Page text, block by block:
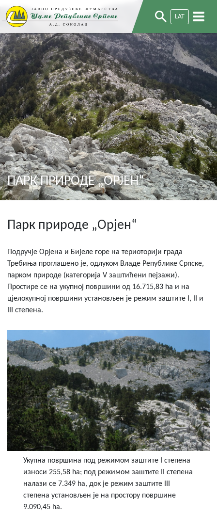
LAT
ПАРК ПРИРОДЕ „ОРЈЕН“
Парк природе „Орјен“
Подручје Орјена и Бијеле горе на териоторији града
Требиња проглашено је, одлуком Владе Републике Српске,
парком природе (категорија V заштићени пејзажи).
Простире се на укупној површини од 16.715,83 ha и на
цјелокупној површини установљен је режим заштите I, II и
III степена.
Укупна површина под режимом заштите I степена
износи 255,58 ha; под режимом заштите II степена
налази се 7.349 ha, док је режим заштите III
степена установљен је на простору површине
9.090,45 ha.